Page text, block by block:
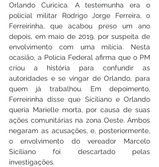
Orlando Curicica. A testemunha era o
policial militar Rodrigo Jorge Ferreira, o
Ferreirinha, que acabou preso um ano
depois, em maio de 2019, por suspeita de
envolvimento com uma milícia. Nesta
ocasião, a Polícia Federal afirma que o PM
criou a história para confundir as
autoridades e se vingar de Orlando, para
quem já trabalhou. Em depoimento,
Ferreirinha disse que Siciliano e Orlando
queria Marielle morta, por causa de suas
ações comunitárias na zona Oeste. Ambos
negaram as acusações, e, posteriormente,
o envolvimento do vereador Marcelo
Siciliano foi descartado pelas
investigações.